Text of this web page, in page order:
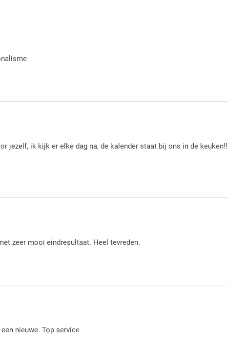
jezelf, ik kijk er elke dag na, de kalender staat bij ons in de keuken!!
zeer mooi eindresultaat. Heel tevreden.
nieuwe. Top service